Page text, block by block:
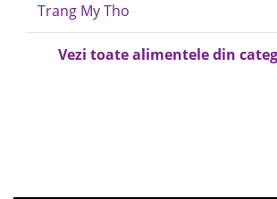
Trang My Tho
Vezi toate alimentele din